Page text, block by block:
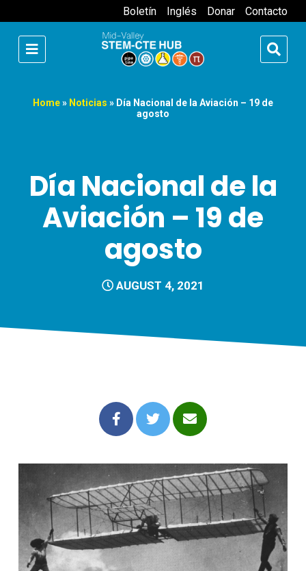
Boletín Inglés Donar Contacto
Home» Noticias » Día Nacional de la Aviación – 19 de
agosto
Día Nacional de la
Aviación – 19 de
agosto
AUGUST 4, 2021